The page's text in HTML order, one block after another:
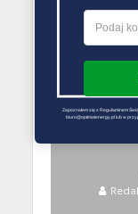
Zapoznałem się z Regulaminem
biuro@optimalenergy.pl lub w